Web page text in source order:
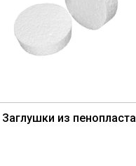
Заглушки из пенопласта